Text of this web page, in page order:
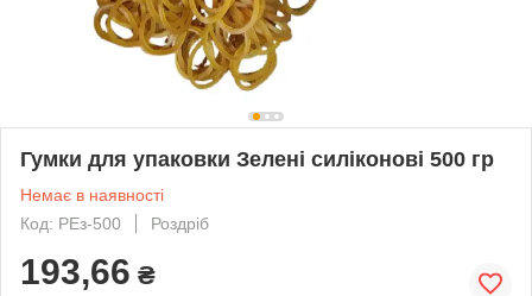
Гумки для упаковки Зелені силіконові 500 гр
Немає в наявності
Код: РЕз-500
Роздріб
193,66 ₴